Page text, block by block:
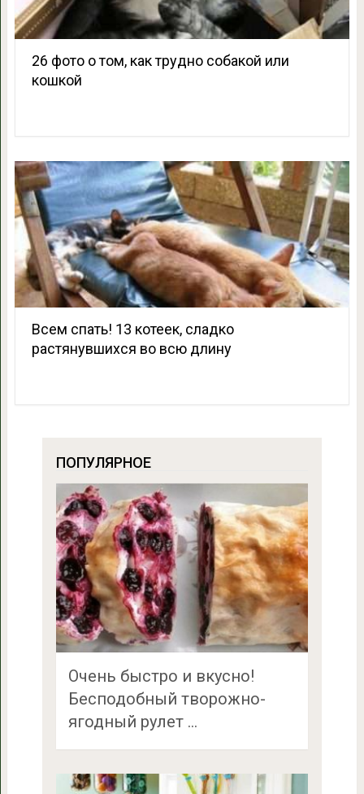
26 фото о том, как трудно собакой или
кошкой
Всем спать! 13 котеек, сладко
растянувшихся во всю длину
ПОПУЛЯРНОЕ
Очень быстро и вкусно!
Бесподобный творожно-
ягодный рулет …